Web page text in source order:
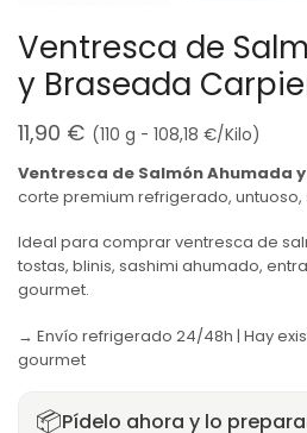
Ventresca de
y Braseada
11,90 € (110 g - 108,18 €/Kilo)
Ventresca de Salmón Ahumada
corte premium refrigerado, untuoso,
Ideal para comprar ventresca de
tostas, blinis, sashimi ahumado,
gourmet.
→ Envío refrigerado 24/48h | Hay
gourmet
📦Pídelo ahora y lo